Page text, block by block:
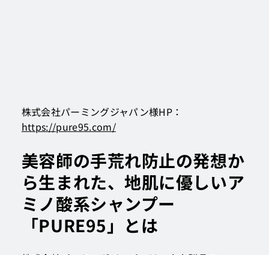
株式会社パーミングジャパン様HP：
https://pure95.com/
美容師の手荒れ防止の発想か
ら生まれた、地肌に優しいア
ミノ酸系シャンプー
「PURE95」とは